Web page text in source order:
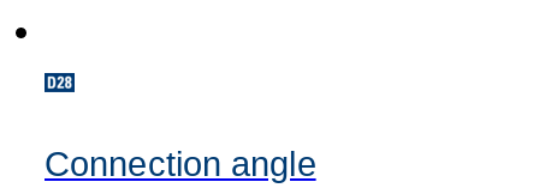
Connection angle